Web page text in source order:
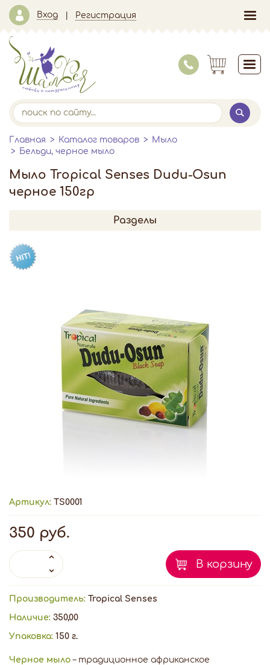
Вход Регистрация
Главная Каталог товаров
Мыло
Бельди, черное мыло
Мыло Tropical Senses Dudu-Osun
черное 150гр
Разделы
Артикул: TS0001
350 руб.
В корзину
Производитель: Tropical Senses
Наличие: 350,00
Упаковка: 150 г.
Черное мыло – традиционное африканское